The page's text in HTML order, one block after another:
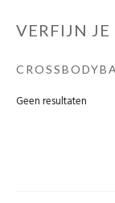
Merken
VERFIJN
Geen resultaten